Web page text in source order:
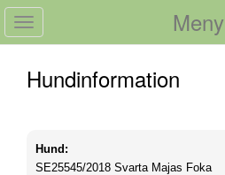
Meny
Toggle
navigation
Hundinformation
Hund:
SE25545/2018 Svarta Majas Foka